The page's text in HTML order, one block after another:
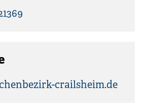
crailsheim.de